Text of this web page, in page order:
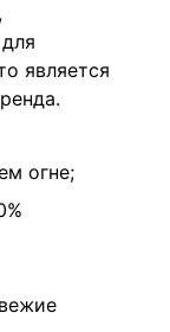
является
огне;